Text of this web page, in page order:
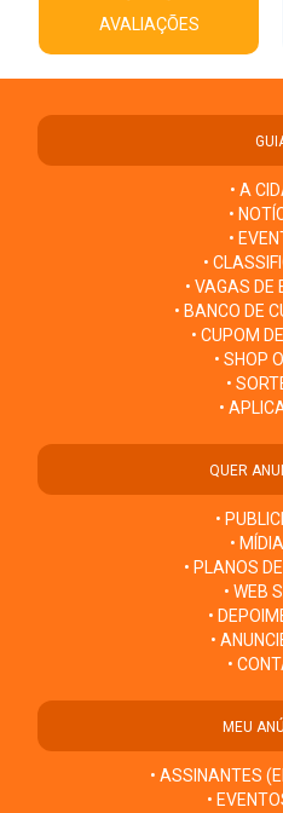
AVALIAÇÕES
• A
•
•
•
• VAGAS DE
• BANCO DE
• CUPOM
• SHOP
•
•
QUER
•
•
• PLANOS
• WEB
•
•
•
MEU
• ASSINANTES
•